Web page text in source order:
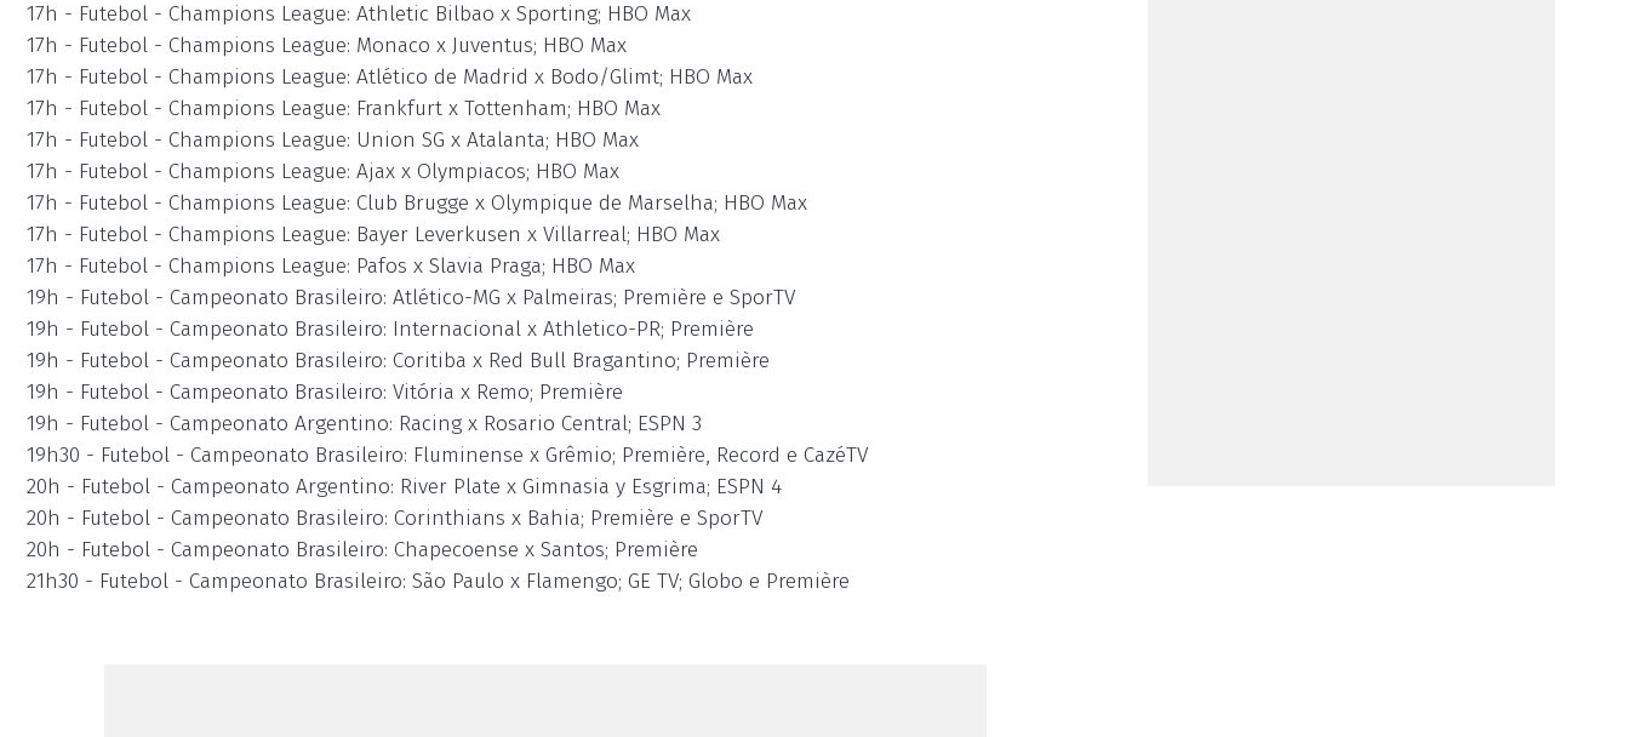
17h - Futebol - Champions League: Athletic Bilbao x Sporting; HBO Max
17h - Futebol - Champions League: Monaco x Juventus; HBO Max
17h - Futebol - Champions League: Atlético de Madrid x Bodo/Glimt; HBO Max
17h - Futebol - Champions League: Frankfurt x Tottenham; HBO Max
17h - Futebol - Champions League: Union SG x Atalanta; HBO Max
17h - Futebol - Champions League: Ajax x Olympiacos; HBO Max
17h - Futebol - Champions League: Club Brugge x Olympique de Marselha; HBO Max
17h - Futebol - Champions League: Bayer Leverkusen x Villarreal; HBO Max
17h - Futebol - Champions League: Pafos x Slavia Praga; HBO Max
19h - Futebol - Campeonato Brasileiro: Atlético-MG x Palmeiras; Première e SporTV
19h - Futebol - Campeonato Brasileiro: Internacional x Athletico-PR; Première
19h - Futebol - Campeonato Brasileiro: Coritiba x Red Bull Bragantino; Première
19h - Futebol - Campeonato Brasileiro: Vitória x Remo; Première
19h - Futebol - Campeonato Argentino: Racing x Rosario Central; ESPN 3
19h30 - Futebol - Campeonato Brasileiro: Fluminense x Grêmio; Première, Record e CazéTV
20h - Futebol - Campeonato Argentino: River Plate x Gimnasia y Esgrima; ESPN 4
20h - Futebol - Campeonato Brasileiro: Corinthians x Bahia; Première e SporTV
20h - Futebol - Campeonato Brasileiro: Chapecoense x Santos; Première
21h30 - Futebol - Campeonato Brasileiro: São Paulo x Flamengo; GE TV; Globo e Première